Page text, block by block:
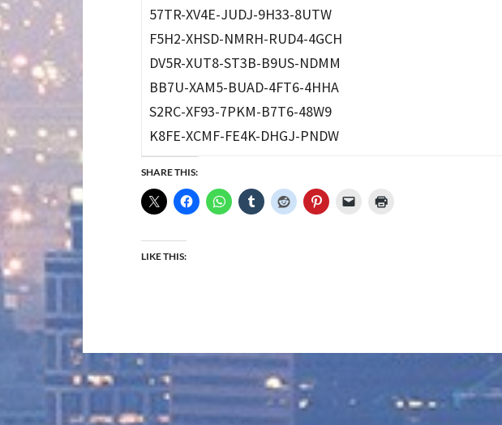
57TR-XV4E-JUDJ-9H33-8UTW
F5H2-XHSD-NMRH-RUD4-4GCH
DV5R-XUT8-ST3B-B9US-NDMM
BB7U-XAM5-BUAD-4FT6-4HHA
S2RC-XF93-7PKM-B7T6-48W9
K8FE-XCMF-FE4K-DHGJ-PNDW
SHARE THIS:
LIKE THIS: